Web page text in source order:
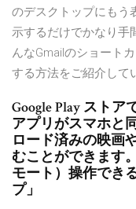
のデスクトップにもう
示するだけでかなり手
んなGmailのショート
する方法をご紹介して
Google Play スト
アプリがスマホと
ロード済みの映画
むことができます
モート）操作でき
プ」